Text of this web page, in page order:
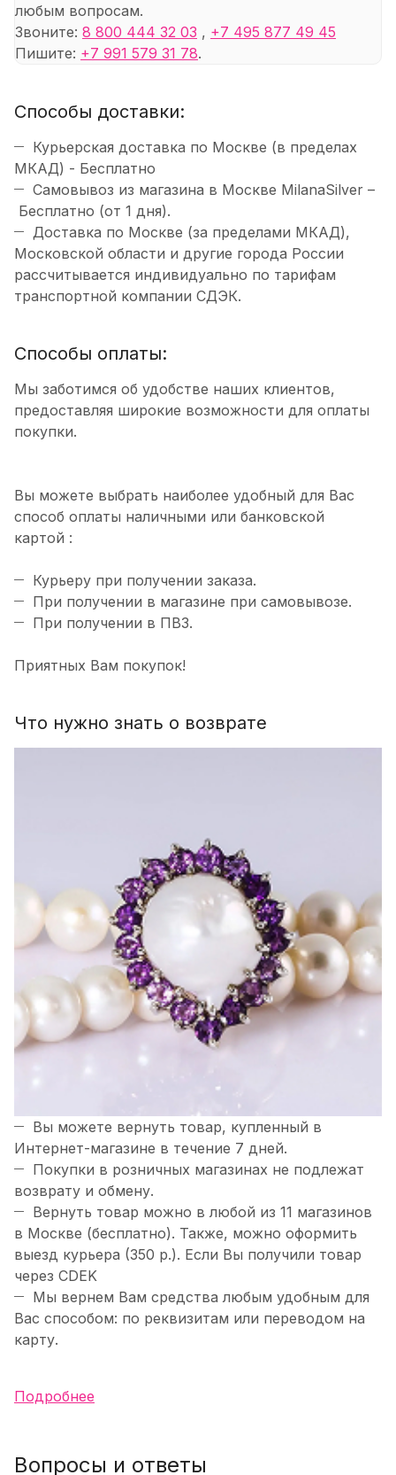
любым вопросам.
Звоните: 8 800 444 32 03 , +7 495 877 49 45
Пишите: +7 991 579 31 78.
Способы доставки:
Курьерская доставка по Москве (в пределах
МКАД) - Бесплатно
Самовывоз из магазина в Москве MilanaSilver –
Бесплатно (от 1 дня).
Доставка по Москве (за пределами МКАД),
Московской области и другие города России
рассчитывается индивидуально по тарифам
транспортной компании СДЭК.
Способы оплаты:
Мы заботимся об удобстве наших клиентов,
предоставляя широкие возможности для оплаты
покупки.
Вы можете выбрать наиболее удобный для Вас
способ оплаты наличными или банковской
картой :
Курьеру при получении заказа.
При получении в магазине при самовывозе.
При получении в ПВЗ.
Приятных Вам покупок!
Что нужно знать о возврате
Вы можете вернуть товар, купленный в
Интернет-магазине в течение 7 дней.
Покупки в розничных магазинах не подлежат
возврату и обмену.
Вернуть товар можно в любой из 11 магазинов
в Москве (бесплатно). Также, можно оформить
выезд курьера (350 р.). Если Вы получили товар
через CDEK
Мы вернем Вам средства любым удобным для
Вас способом: по реквизитам или переводом на
карту.
Подробнее
Вопросы и ответы